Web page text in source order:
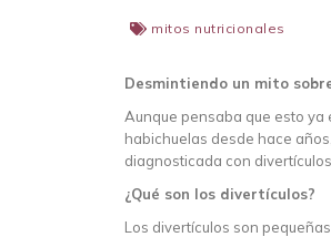
mitos nutricionales
Desmintiendo un mito
Aunque pensaba que esto
habichuelas desde hace
diagnosticada con
¿Qué son los divertículos?
Los divertículos son